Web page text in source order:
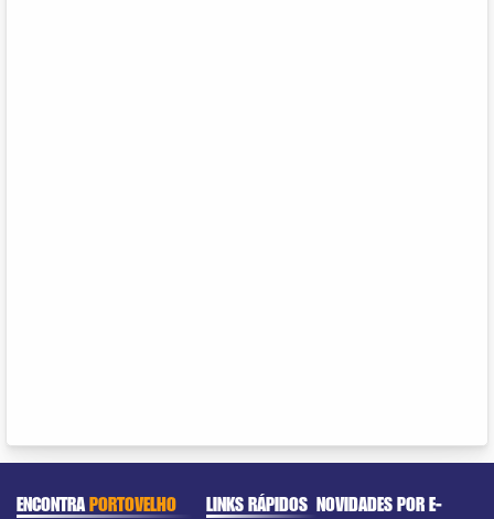
ENCONTRAPORTOVELHO LINKS RÁPIDOS NOVIDADES POR E-